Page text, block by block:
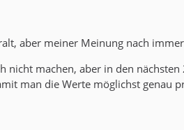
aber meiner Meinung nach
nicht machen, aber in den
man die Werte möglichst genau